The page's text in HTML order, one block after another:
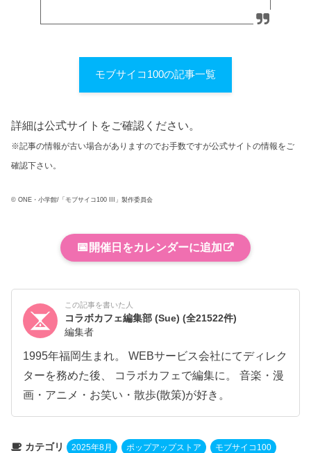
モブサイコ100の記事一覧
詳細は公式サイトをご確認ください。
※記事の情報が古い場合がありますのでお手数ですが公式サイトの情報をご
確認下さい。
© ONE・小学館/「モブサイコ100 III」製作委員会
📅 開催日をカレンダーに追加
この記事を書いた人
コラボカフェ編集部 (Sue)(全21522件)
編集者
1995年福岡生まれ。 WEBサービス会社にてディレク
ターを務めた後、 コラボカフェで編集に。 音楽・漫
画・アニメ・お笑い・散歩(散策)が好き。
カテゴリ 2025年8月 ポップアップストア モブサイコ100